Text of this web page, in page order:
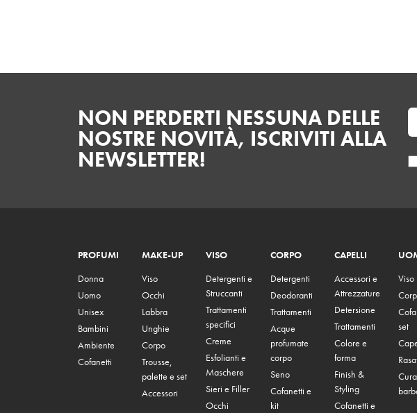
NON PERDERTI NESSUNA DELLE
NOSTRE NOVITÀ, ISCRIVITI ALLA
NEWSLETTER!
PROFUMI
Donna
Uomo
Unisex
Bambini
Ambiente
Cofanetti
MAKE-UP
Viso
Occhi
Labbra
Unghie
Corpo
Trousse,
palette e set
Accessori
VISO
Detergenti e
Struccanti
Trattamenti
specifici
Creme
Esfolianti e
Maschere
Sieri e Filler
Occhi
CORPO
Detergenti
Deodoranti
Trattamenti
Acque
profumate
corpo
Seno
Cofanetti e
kit
CAPELLI
Accessori e
Attrezzature
Detersione
Trattamenti
Colore e
forma
Finish &
Styling
Cofanetti e
Viso
set